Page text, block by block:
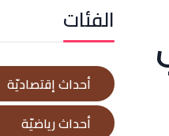
الفئات
أحداث إقتصاديّة
أحداث رياضيّة